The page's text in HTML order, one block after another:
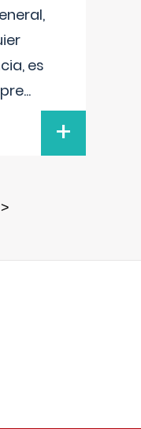
es
...
+